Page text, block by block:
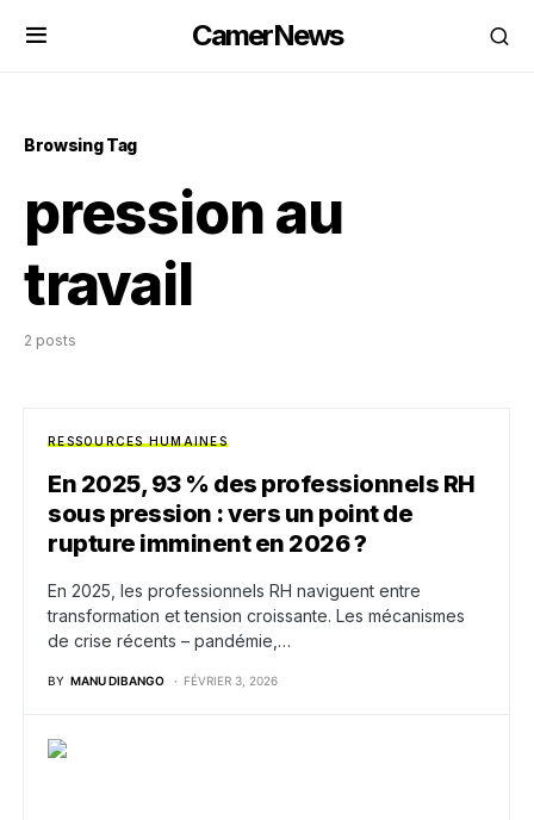
CamerNews
Browsing Tag
pression au
travail
2 posts
RESSOURCES HUMAINES
En 2025, 93 % des professionnels RH
sous pression : vers un point de
rupture imminent en 2026 ?
En 2025, les professionnels RH naviguent entre
transformation et tension croissante. Les mécanismes
de crise récents – pandémie,…
BY MANU DIBANGO FÉVRIER 3, 2026